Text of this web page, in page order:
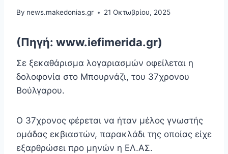
By news.makedonias.gr 21 Οκτωβρίου, 2025
(Πηγή: www.iefimerida.gr)
Σε ξεκαθάρισμα λογαριασμών οφείλεται η
δολοφονία στο Μπουρνάζι, του 37χρονου
Βούλγαρου.
Ο 37χρονος φέρεται να ήταν μέλος γνωστής
ομάδας εκβιαστών, παρακλάδι της οποίας είχε
εξαρθρώσει προ μηνών η ΕΛ.ΑΣ.